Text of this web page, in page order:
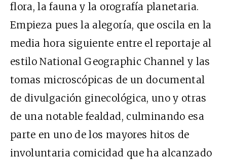
flora, la fauna y la orografía planetaria.
Empieza pues la alegoría, que oscila en la
media hora siguiente entre el reportaje al
estilo National Geographic Channel y las
tomas microscópicas de un documental
de divulgación ginecológica, uno y otras
de una notable fealdad, culminando esa
parte en uno de los mayores hitos de
involuntaria comicidad que ha alcanzado